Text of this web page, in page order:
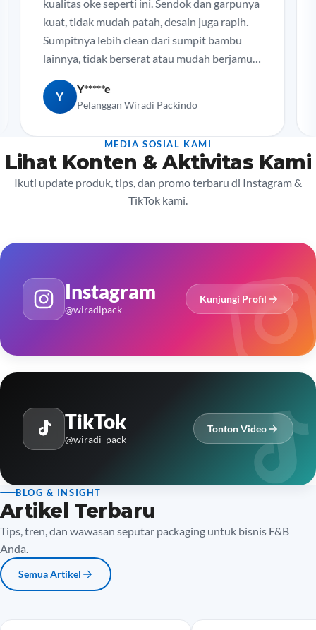
kualitas oke seperti ini. Sendok dan garpunya
kuat, tidak mudah patah, desain juga rapih.
Sumpitnya lebih clean dari sumpit bambu
lainnya, tidak berserat atau mudah berjamur.
Y*****e
Pelanggan Wiradi Packindo
MEDIA SOSIAL KAMI
Lihat Konten & Aktivitas Kami
Ikuti update produk, tips, dan promo terbaru di Instagram &
TikTok kami.
Instagram
@wiradipack
Kunjungi Profil
TikTok
@wiradi_pack
Tonton Video
BLOG & INSIGHT
Artikel Terbaru
Tips, tren, dan wawasan seputar packaging untuk bisnis F&B
Anda.
Semua Artikel